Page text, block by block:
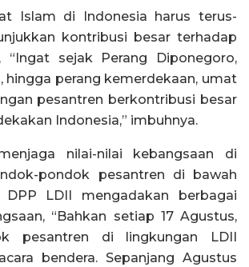
Islam di Indonesia harus terus-
kontribusi besar terhadap
“Ingat sejak Perang Diponegoro,
hingga perang kemerdekaan, umat
pesantren berkontribusi besar
Indonesia,” imbuhnya.
nilai-nilai kebangsaan di
pondok pesantren di bawah
DPP LDII mengadakan berbagai
“Bahkan setiap 17 Agustus,
pesantren di lingkungan LDII
bendera. Sepanjang Agustus